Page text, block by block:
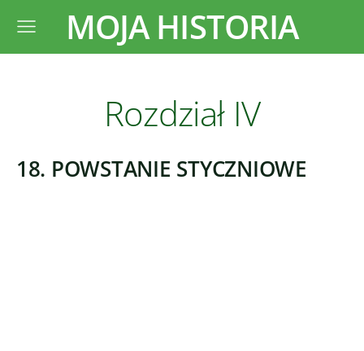
MOJA HISTORIA
Rozdział IV
18. POWSTANIE STYCZNIOWE